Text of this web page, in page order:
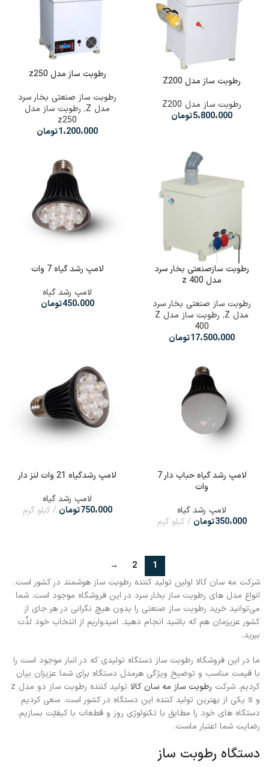
رطوبت ساز مدل Z200
رطوبت ساز مدل Z200
5،800،000تومان
رطوبت ساز مدل z250
رطوبت ساز صنعتی بخار سرد
مدل Z
, رطوبت ساز مدل
z250
1،200،000تومان
رطوبت سازصنعتی بخار سرد
مدل z 400
رطوبت ساز صنعتی بخار سرد
مدل Z
,
رطوبت ساز مدل Z
400
17،500،000تومان
لامپ رشد گیاه 7 وات
لامپ رشد گیاه
450،000تومان
لامپ رشد گیاه حباب دار 7
وات
لامپ رشد گیاه
350،000تومان کیلو گرم
لامپ رشدگیاه 21 وات لنز دار
لامپ رشد گیاه
750،000تومان کیلو گرم
1
2
→
شرکت مه سان کالا اولین تولید کننده رطوبت ساز هوشمند در کشور است.
انواع مدل های رطوبت ساز بخار سرد در این فروشگاه موجود است. شما
می‌توانید خرید رطوبت ساز صنعتی را بدون هیچ نگرانی در هر جای از
کشور عزیزمان هم که باشید انجام دهید. امیدواریم از انتخاب خود لذّت
ببرید.
ما در این فروشگاه رطوبت ساز دستگاه تولیدی که در انبار موجود است را
با قیمت مناسب و توضیح ویژگی هرمدل دستگاه برای شما عزیزان بیان
کردیم. شرکت رطوبت ساز مه سان کالا
تولید کننده رطوبت ساز دو مدل z
و s یکی از بهترین تولید کننده این دستگاه در کشور است. سعی کردیم
دستگاه های خود را مطابق با تکنولوژی روز و قطعات با کیفیّت بسازیم.
رضایت شما اعتبار ماست.
دستگاه رطوبت ساز